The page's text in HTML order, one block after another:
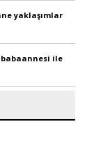
yaklaşımlar
babaannesi ile